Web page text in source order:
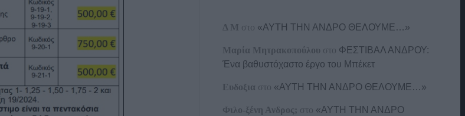
Δ Μ στο «ΑΥΤΗ ΤΗΝ ΑΝΔΡΟ ΘΕΛΟΥΜΕ…»
Μαρία Μητρακοπούλου στο ΦΕΣΤΙΒΑΛ ΑΝΔΡΟΥ:
Ένα βαθυστόχαστο έργο του Μπέκετ
Ευδοξια στο «ΑΥΤΗ ΤΗΝ ΑΝΔΡΟ ΘΕΛΟΥΜΕ…»
Φιλο-ξένη Ανδρος; στο «ΑΥΤΗ ΤΗΝ ΑΝΔΡΟ